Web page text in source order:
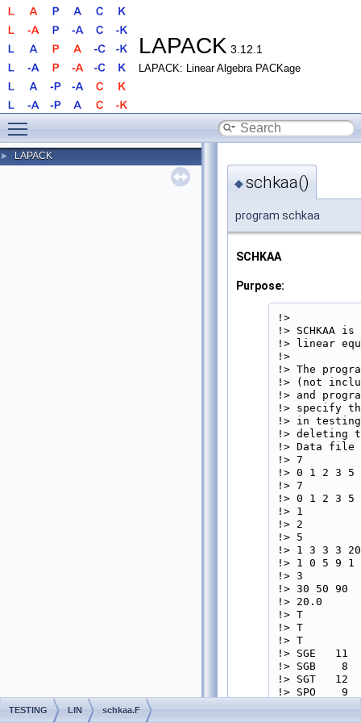
LAPACK 3.12.1
LAPACK: Linear Algebra PACKage
► LAPACK
◆schkaa()
program schkaa
SCHKAA
Purpose:
!>
!> SCHKAA
!> linear
!>
!> The
!> (not
!> and
!> specify
!> in
!> deleting
!> Data file
!> 7
!> 0 1 2 3 5
!> 7
!> 0 1 2 3 5
!> 1
!> 2
!> 5
!> 1 3 3 3
!> 1 0 5 9
!> 3
!> 30 50
!> 20.0
!> T
!> T
!> T
!> SGE
!> SGB
!> SGT
!> SPO
TESTING LIN schkaa.F